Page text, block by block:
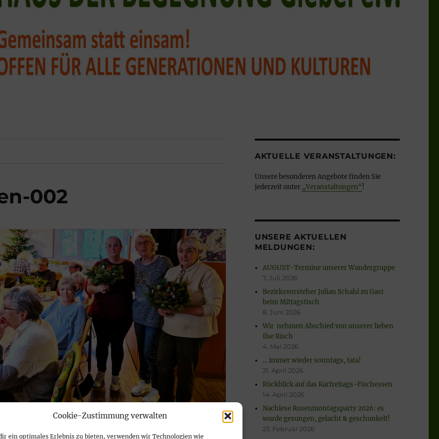
Cookie-Zustimmung verwalten
ein optimales Erlebnis zu bieten, verwenden wir Technologien wie
002
AKTUELLE VERANSTALTUNGEN:
Unsere besonderen Angebote finden Sie
jederzeit unter „Veranstaltungen“!
UNSERE AKTUELLEN
MELDUNGEN:
AUGUST-Termine unserer Wandergruppe
7. Juli 2026
Bezirksvorsteher Julian Schahl zu Gast
beim Mittagstisch
8. Juni 2026
Wir nehmen Abschied von unserer lieben
Ilse Risch
4. Mai 2026
… immer wieder sonntags, tata!
21. April 2026
Rückblick auf das Karfreitags-Fischessen
14. April 2026
Nachlese Rosenmontagsparty 2026: es
wurde gesungen, gelacht & geschunkelt!
23. Februar 2026